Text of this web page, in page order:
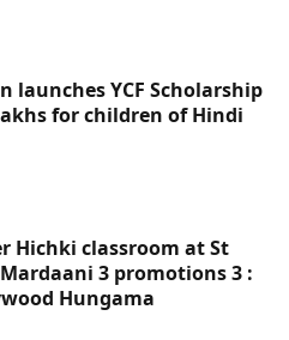
launches YCF Scholarship
for children of Hindi
Hichki classroom at St
3 promotions 3 :
Hungama